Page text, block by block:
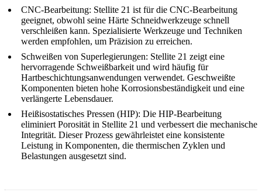
CNC-Bearbeitung: Stellite 21 ist für die CNC-Bearbeitung
geeignet, obwohl seine Härte Schneidwerkzeuge schnell
verschleißen kann. Spezialisierte Werkzeuge und Techniken
werden empfohlen, um Präzision zu erreichen.
Schweißen von Superlegierungen: Stellite 21 zeigt eine
hervorragende Schweißbarkeit und wird häufig für
Hartbeschichtungsanwendungen verwendet. Geschweißte
Komponenten bieten hohe Korrosionsbeständigkeit und eine
verlängerte Lebensdauer.
Heißisostatisches Pressen (HIP): Die HIP-Bearbeitung
eliminiert Porosität in Stellite 21 und verbessert die mechanische
Integrität. Dieser Prozess gewährleistet eine konsistente
Leistung in Komponenten, die thermischen Zyklen und
Belastungen ausgesetzt sind.